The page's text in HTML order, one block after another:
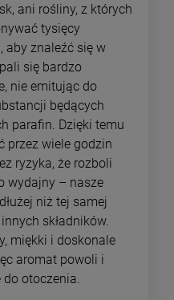
ani rośliny, z których
tysięcy
aby znaleźć się w
się bardzo
nie emitując do
będących
parafin. Dzięki temu
przez wiele godzin
ryzyka, że rozboli
wydajny – nasze
niż tej samej
składników.
miękki i doskonale
aromat powoli i
otoczenia.